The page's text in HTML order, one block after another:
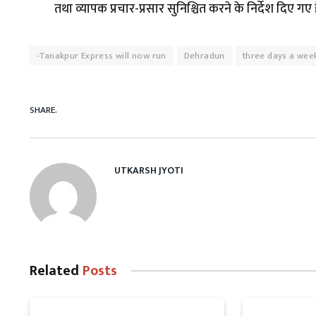
तथा व्यापक प्रचार-प्रसार सुनिश्चित करने के निर्देश दिए गए
-Tanakpur Express will now run Dehradun three days a
SHARE.
UTKARSH JYOTI
Related Posts